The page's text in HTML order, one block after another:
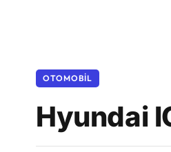
OTOMOBIL
Hyundai